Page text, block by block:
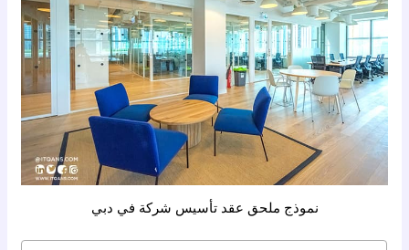
نموذج ملحق عقد تأسيس شركة في دبي